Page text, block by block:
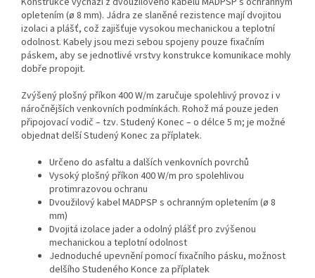
opletením (ø 8 mm). Jádra ze slaněné rezistence mají dvojitou
izolaci a plášť, což zajišťuje vysokou mechanickou a teplotní
odolnost. Kabely jsou mezi sebou spojeny pouze fixačním
páskem, aby se jednotlivé vrstvy konstrukce komunikace mohly
dobře propojit.
Zvýšený plošný příkon 400 W/m zaručuje spolehlivý provoz i v
náročnějších venkovních podmínkách. Rohož má pouze jeden
připojovací vodič – tzv. Studený Konec – o délce 5 m; je možné
objednat delší Studený Konec za příplatek.
Určeno do asfaltu a dalších venkovních povrchů
Vysoký plošný příkon 400 W/m pro spolehlivou
protimrazovou ochranu
Dvoužilový kabel MADPSP s ochranným opletením (ø 8
mm)
Dvojitá izolace jader a odolný plášť pro zvýšenou
mechanickou a teplotní odolnost
Jednoduché upevnění pomocí fixačního pásku, možnost
delšího Studeného Konce za příplatek